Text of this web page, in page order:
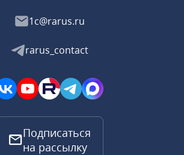
1c@rarus.ru
rarus_contact
Подписаться
на рассылку